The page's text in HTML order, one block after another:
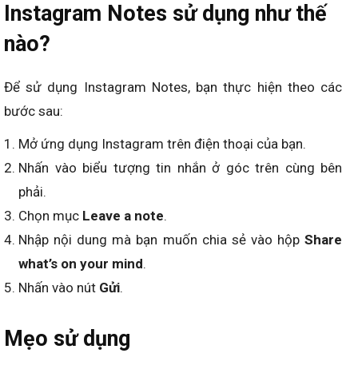
Instagram Notes sử dụng như thế
nào?
Để sử dụng Instagram Notes, bạn thực hiện theo các
bước sau:
Mở ứng dụng Instagram trên điện thoại của bạn.
Nhấn vào biểu tượng tin nhắn ở góc trên cùng bên
phải.
Chọn mục Leave a note.
Nhập nội dung mà bạn muốn chia sẻ vào hộp Share
what’s on your mind.
Nhấn vào nút Gửi.
Mẹo sử dụng